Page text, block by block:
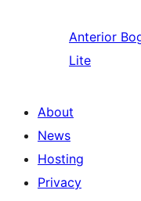
Anterior
Lite
About
News
Hosting
Privacy